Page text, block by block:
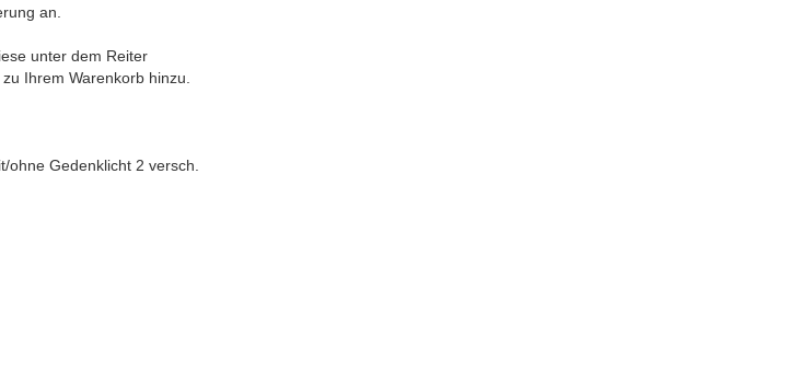
an.
unter dem Reiter
Ihrem Warenkorb hinzu.